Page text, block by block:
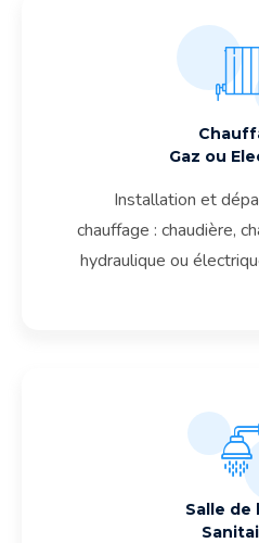
Gaz ou
Installation et
chauffage : chaudière,
hydraulique ou
Salle de